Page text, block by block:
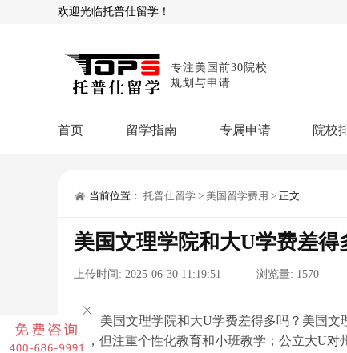
欢迎光临托普仕留学！
专注美国前30院校
规划与申请
首页 留学指南
留学攻略
留学资讯 院校资讯
专属申请
本科申请：
博士申请： 博士
混合申请： 菁英
留学工具： GPA
院校
当前位置： 托普仕留学 > 美国留学费用 > 正文
美国文理学院和大U学费差得
上传时间: 2025-06-30 11:19:51 浏览量: 1570
美国文理学院和大U学费差得多吗？美国
高，但注重个性化教育和小班教学；公立大U